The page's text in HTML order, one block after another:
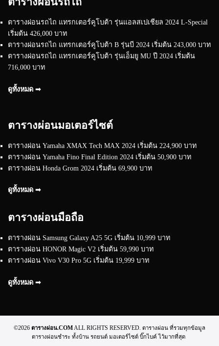
ตารางผ่อนรถไถ แทรกเตอร์คูโบต้า รุ่นแอลสเปเชียล 2024 L-Special
เริ่มต้น 426,000 บาท
ตารางผ่อนรถไถ แทรกเตอร์คูโบต้า B รุ่นบี 2024 เริ่มต้น 243,000 บาท
ตารางผ่อนรถไถ แทรกเตอร์คูโบต้า รุ่นเอ็มยู MU ปี 2024 เริ่มต้น
716,000 บาท
ดูทั้งหมด ➟
ตารางผ่อนมอเตอร์ไซต์
ตารางผ่อน Yamaha XMAX Tech MAX 2024 เริ่มต้น 224,900 บาท
ตารางผ่อน Yamaha Fino Final Edition 2024 เริ่มต้น 50,900 บาท
ตารางผ่อน Honda Grom 2024 เริ่มต้น 69,900 บาท
ดูทั้งหมด ➟
ตารางผ่อนมือถือ
ตารางผ่อน Samsung Galaxy A25 5G เริ่มต้น 10,999 บาท
ตารางผ่อน HONOR Magic V2 เริ่มต้น 59,990 บาท
ตารางผ่อน Vivo V30 Pro 5G เริ่มต้น 19,999 บาท
ดูทั้งหมด ➟
©2026 ตารางผ่อน.COM ALL RIGHTS RESERVED. ตารางผ่อน ที่รวมทุกข้อมูล
ตารางผ่อนชำระ ทั้งบ้าน รถยนต์ มอเตอร์ไซต์ บิ๊กไบค์ ไว้มากที่สุด